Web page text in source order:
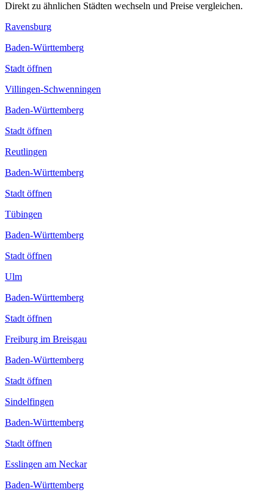
Direkt zu ähnlichen Städten wechseln und Preise vergleichen.
Ravensburg
Baden-Württemberg
Stadt öffnen
Villingen-Schwenningen
Baden-Württemberg
Stadt öffnen
Reutlingen
Baden-Württemberg
Stadt öffnen
Tübingen
Baden-Württemberg
Stadt öffnen
Ulm
Baden-Württemberg
Stadt öffnen
Freiburg im Breisgau
Baden-Württemberg
Stadt öffnen
Sindelfingen
Baden-Württemberg
Stadt öffnen
Esslingen am Neckar
Baden-Württemberg